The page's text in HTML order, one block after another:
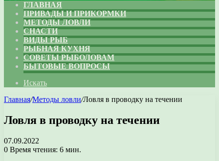
ГЛАВНАЯ
ПРИВАДЫ И ПРИКОРМКИ
МЕТОДЫ ЛОВЛИ
СНАСТИ
ВИДЫ РЫБ
РЫБНАЯ КУХНЯ
СОВЕТЫ РЫБОЛОВАМ
БЫТОВЫЕ ВОПРОСЫ
Искать
Главная/Методы ловли/Ловля в проводку на течении
Ловля в проводку на течении
07.09.2022
0 Время чтения: 6 мин.